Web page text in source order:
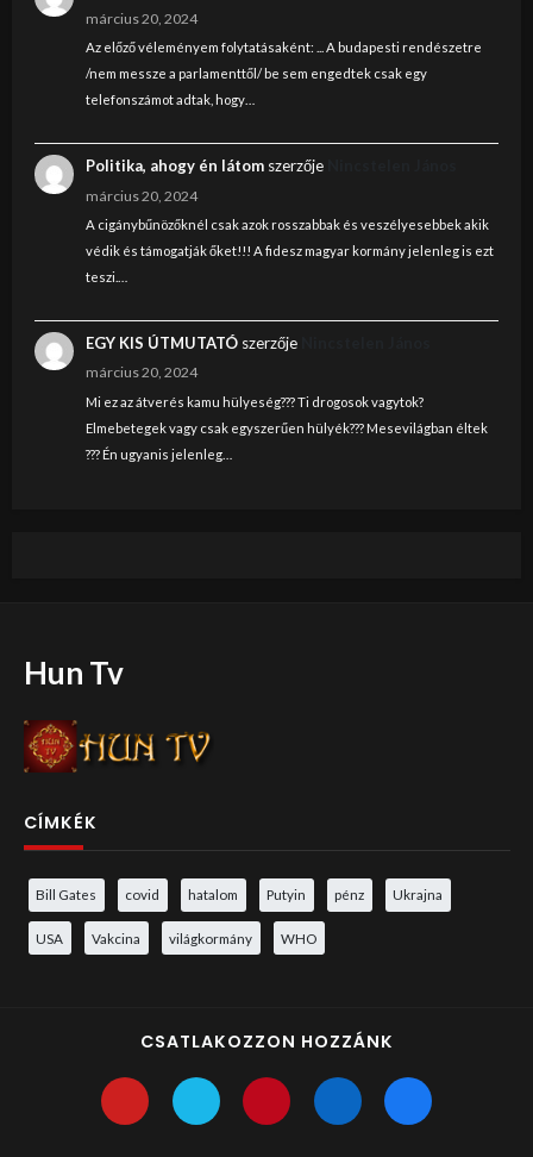
március 20, 2024
Az előző véleményem folytatásaként: ... A budapesti rendészetre
/nem messze a parlamenttől/ be sem engedtek csak egy
telefonszámot adtak, hogy…
Politika, ahogy én látomszerzője
március 20, 2024
A cigánybűnözőknél csak azok rosszabbak és veszélyesebbek akik
védik és támogatják őket!!! A fidesz magyar kormány jelenleg is ezt
teszi.…
EGY KIS ÚTMUTATÓszerzője
március 20, 2024
Mi ez az átverés kamu hülyeség??? Ti drogosok vagytok?
Elmebetegek vagy csak egyszerűen hülyék??? Mesevilágban éltek
??? Én ugyanis jelenleg…
Hun Tv
CÍMKÉK
Bill Gates covid hatalom Putyin pénz Ukrajna
USA Vakcina világkormány WHO
CSATLAKOZZON HOZZÁNK